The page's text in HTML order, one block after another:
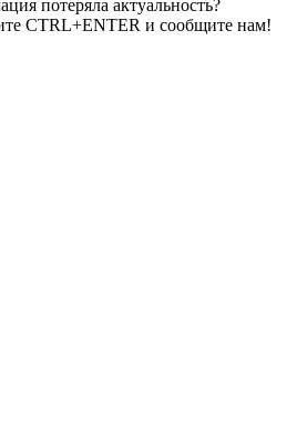
потеряла актуальность?
CTRL+ENTER и сообщите нам!